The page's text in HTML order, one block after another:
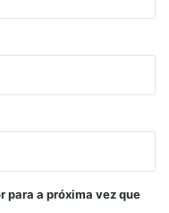
para a próxima vez que